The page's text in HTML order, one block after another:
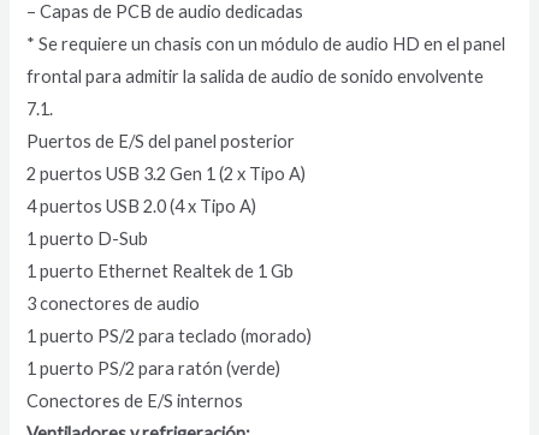
– Capas de PCB de audio dedicadas
* Se requiere un chasis con un módulo de audio HD en el panel
frontal para admitir la salida de audio de sonido envolvente
7.1.
Puertos de E/S del panel posterior
2 puertos USB 3.2 Gen 1 (2 x Tipo A)
4 puertos USB 2.0 (4 x Tipo A)
1 puerto D-Sub
1 puerto Ethernet Realtek de 1 Gb
3 conectores de audio
1 puerto PS/2 para teclado (morado)
1 puerto PS/2 para ratón (verde)
Conectores de E/S internos